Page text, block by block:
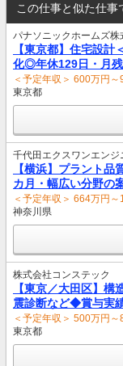
この仕事と似た仕事
パナソニックホームズ株
【東京都】住宅設
化◎年休129日・月
＜予定年収＞ 600万円～
東京都
千代田エクスワンエンジ
【横浜】プラント
カ月・幅広い分野の
＜予定年収＞ 664万円～
神奈川県
株式会社コンステック
【東京／大田区】
震診断など◆賞与実
＜予定年収＞ 500万円～
東京都